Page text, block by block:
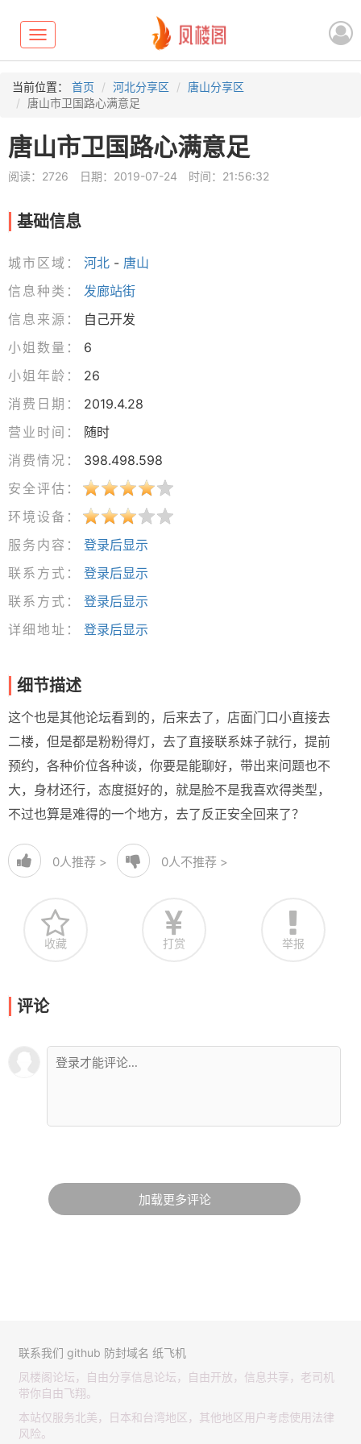
Toggle
navigation
当前位置： 首页 河北分享区
唐山分享区
唐山市卫国路心满意足
唐山市卫国路心满意足
阅读：2726 日期：2019-07-24 时间：21:56:32
基础信息
城市区域： 河北 - 唐山
信息种类：
发廊站街
信息来源：
自己开发
小姐数量：
6
小姐年龄：
26
消费日期：
2019.4.28
营业时间：
随时
消费情况：
398.498.598
安全评估：
环境设备：
服务内容：
登录后显示
联系方式：
登录后显示
联系方式：
登录后显示
详细地址：
登录后显示
细节描述
这个也是其他论坛看到的，后来去了，店面门口小直接去
二楼，但是都是粉粉得灯，去了直接联系妹子就行，提前
预约，各种价位各种谈，你要是能聊好，带出来问题也不
大，身材还行，态度挺好的，就是脸不是我喜欢得类型，
不过也算是难得的一个地方，去了反正安全回来了？
0人推荐 > 0人不推荐 >
收藏 打赏 举报
评论
加载更多评论
联系我们 github 防封域名 纸飞机
凤楼阁论坛，自由分享信息论坛，自由开放，信息共享，老司机
带你自由飞翔。
本站仅服务北美，日本和台湾地区，其他地区用户考虑使用法律
风险。